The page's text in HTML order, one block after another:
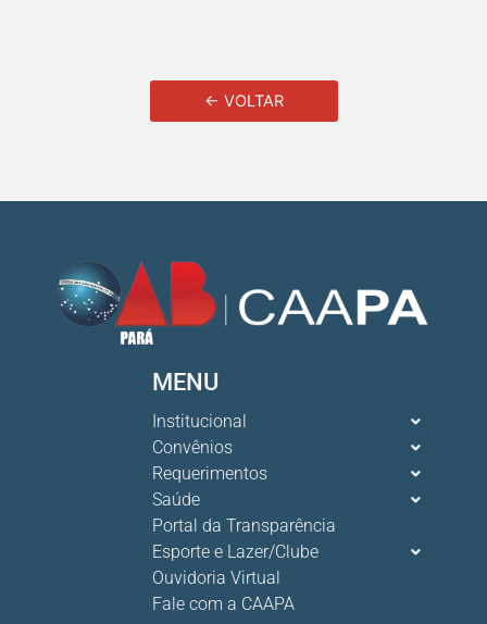
← VOLTAR
MENU
Institucional
Convênios
Requerimentos
Saúde
Portal da Transparência
Esporte e Lazer/Clube
Ouvidoria Virtual
Fale com a CAAPA